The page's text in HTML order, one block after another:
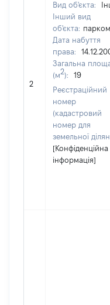
2
Вид об'єкта:
Інший вид
об'єкта:
Дата набуття
права:
Загальна
(м2):
19
Реєстраційний
номер
(кадастровий
номер для
земельної
[Конфіденційна
інформація]